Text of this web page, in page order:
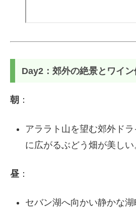
Day2：郊外の絶景とワイン
朝 ：
アララト山を望む郊外ド
に広がるぶどう畑が美しい
昼 ：
セバン湖へ向かい静かな